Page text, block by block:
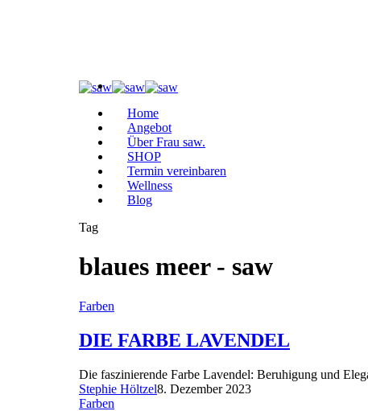
Home
Angebot
Über Frau saw.
SHOP
Termin vereinbaren
Wellness
Blog
Tag
blaues meer - saw
Farben
DIE FARBE LAVENDEL
Die faszinierende Farbe Lavendel: Beruhigung und
Stephie Höltzel8. Dezember 2023
Farben